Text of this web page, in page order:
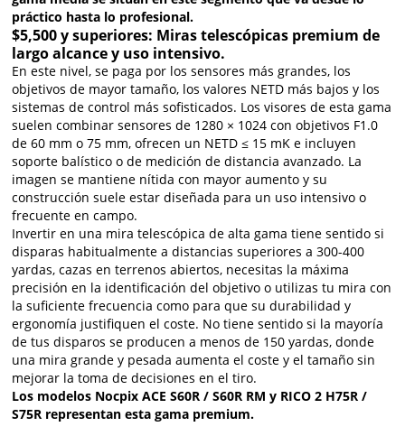
práctico hasta lo profesional.
$5,500 y superiores: Miras telescópicas premium de
largo alcance y uso intensivo.
En este nivel, se paga por los sensores más grandes, los
objetivos de mayor tamaño, los valores NETD más bajos y los
sistemas de control más sofisticados. Los visores de esta gama
suelen combinar sensores de 1280 × 1024 con objetivos F1.0
de 60 mm o 75 mm, ofrecen un NETD ≤ 15 mK e incluyen
soporte balístico o de medición de distancia avanzado. La
imagen se mantiene nítida con mayor aumento y su
construcción suele estar diseñada para un uso intensivo o
frecuente en campo.
Invertir en una mira telescópica de alta gama tiene sentido si
disparas habitualmente a distancias superiores a 300-400
yardas, cazas en terrenos abiertos, necesitas la máxima
precisión en la identificación del objetivo o utilizas tu mira con
la suficiente frecuencia como para que su durabilidad y
ergonomía justifiquen el coste. No tiene sentido si la mayoría
de tus disparos se producen a menos de 150 yardas, donde
una mira grande y pesada aumenta el coste y el tamaño sin
mejorar la toma de decisiones en el tiro.
Los modelos Nocpix ACE S60R / S60R RM y RICO 2 H75R /
S75R representan esta gama premium.